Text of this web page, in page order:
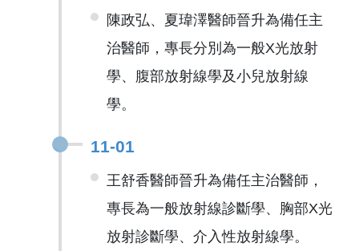
陳政弘、夏瑋澤醫師晉升為備任主
治醫師，專長分別為一般X光放射
學、腹部放射線學及小兒放射線
學。
11-01
王舒香醫師晉升為備任主治醫師，
專長為一般放射線診斷學、胸部X光
放射診斷學、介入性放射線學。